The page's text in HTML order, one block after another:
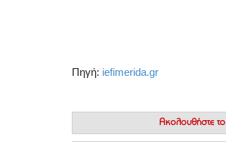
Πηγή: iefimerida.gr
Ακολουθήστε το